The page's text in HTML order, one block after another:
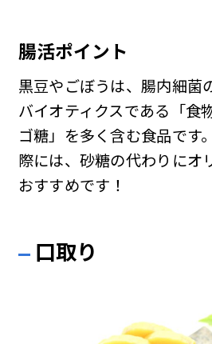
腸活ポイント
黒豆やごぼうは、腸内細菌
バイオティクスである「食
ゴ糖」を多く含む食品です
際には、砂糖の代わりにオ
おすすめです！
口取り